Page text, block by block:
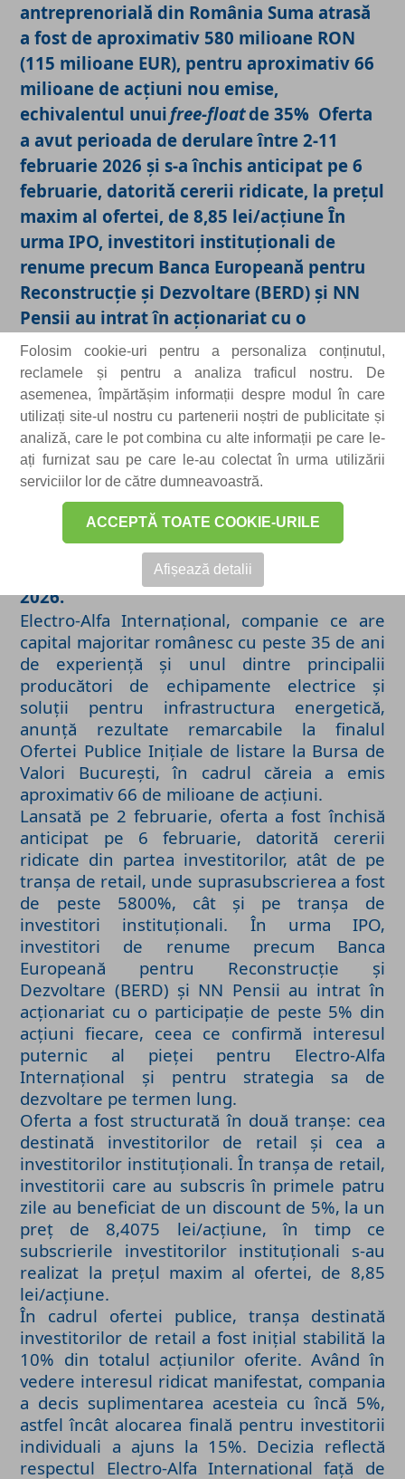
Folosim cookie-uri pentru a personaliza conținutul,
reclamele și pentru a analiza traficul nostru. De
asemenea, împărtășim informații despre modul în care
utilizați site-ul nostru cu partenerii noștri de publicitate și
analiză, care le pot combina cu alte informații pe care le-
ați furnizat sau pe care le-au colectat în urma utilizării
serviciilor lor de către dumneavoastră.
ACCEPTĂ TOATE COOKIE-URILE
Afișează detalii
antreprenorială din România Suma atrasă
a fost de aproximativ 580 milioane RON
(115 milioane EUR), pentru aproximativ 66
milioane de acțiuni nou emise,
echivalentul unui free-floatde 35% Oferta
a avut perioada de derulare între 2-11
februarie 2026 și s-a închis anticipat pe 6
februarie, datorită cererii ridicate, la prețul
maxim al ofertei, de 8,85 lei/acțiune În
urma IPO, investitori instituționali de
renume precum Banca Europeană pentru
Reconstrucție și Dezvoltare (BERD) și NN
Pensii au intrat în acționariat cu o
participație de peste 5% fiecare
Suprasubscrierea de peste 5800% pe tranșa
investitorilor de retail a determinat
Electro-Alfa Internațional să crească
ponderea tranșei dedicate acestora de la
10% la 15% din ofertă Capitalizarea
1.670 milioane lei (≈ 390 mil. dolari / 327
mil. euro) Acțiunile vor fi listate la BVB sub
simbolul EAI, în jurul datei de 3 martie
2026.
Electro-Alfa Internațional, companie ce are
capital majoritar românesc cu peste 35 de ani
de experiență și unul dintre principalii
producători de echipamente electrice și
soluții pentru infrastructura energetică,
anunță rezultate remarcabile la finalul
Ofertei Publice Inițiale de listare la Bursa de
Valori București, în cadrul căreia a emis
aproximativ 66 de milioane de acțiuni.
Lansată pe 2 februarie, oferta a fost închisă
anticipat pe 6 februarie, datorită cererii
ridicate din partea investitorilor, atât de pe
tranșa de retail, unde suprasubscrierea a fost
de peste 5800%, cât și pe tranșa de
investitori instituționali. În urma IPO,
investitori de renume precum Banca
Europeană pentru Reconstrucție și
Dezvoltare (BERD) și NN Pensii au intrat în
acționariat cu o participație de peste 5% din
acțiuni fiecare, ceea ce confirmă interesul
puternic al pieței pentru Electro-Alfa
Internațional și pentru strategia sa de
dezvoltare pe termen lung.
Oferta a fost structurată în două tranșe: cea
destinată investitorilor de retail și cea a
investitorilor instituționali. În tranșa de retail,
investitorii care au subscris în primele patru
zile au beneficiat de un discount de 5%, la un
preț de 8,4075 lei/acțiune, în timp ce
subscrierile investitorilor instituționali s-au
realizat la prețul maxim al ofertei, de 8,85
lei/acțiune.
În cadrul ofertei publice, tranșa destinată
investitorilor de retail a fost inițial stabilită la
10% din totalul acțiunilor oferite. Având în
vedere interesul ridicat manifestat, compania
a decis suplimentarea acesteia cu încă 5%,
astfel încât alocarea finală pentru investitorii
individuali a ajuns la 15%. Decizia reflectă
respectul Electro-Alfa International față de